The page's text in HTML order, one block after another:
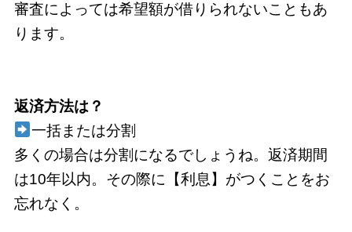
審査によっては希望額が借りられないこともあ
ります。
返済方法は？
一括または分割
多くの場合は分割になるでしょうね。返済期間
は10年以内。その際に【利息】がつくことをお
忘れなく。